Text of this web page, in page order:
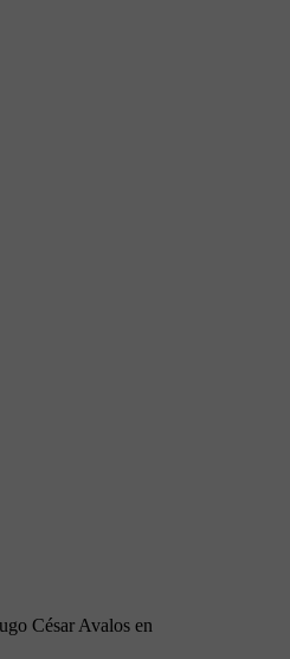
César Avalos en